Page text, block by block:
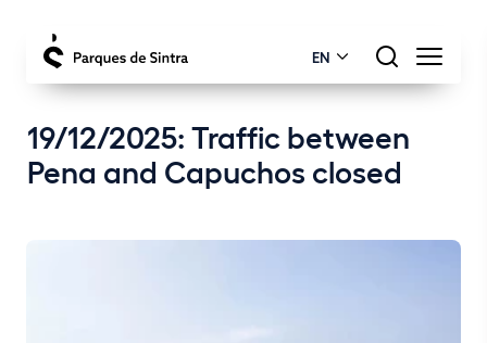
EN
19/12/2025: Traffic between
Pena and Capuchos closed